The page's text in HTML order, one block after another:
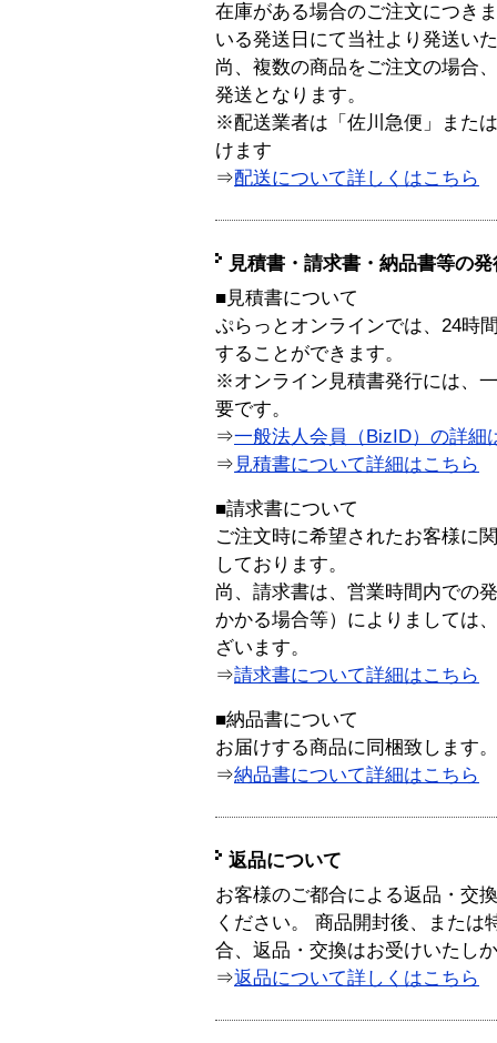
在庫がある場合のご注文につき
いる発送日にて当社より発送い
尚、複数の商品をご注文の場合
発送となります。
※配送業者は「佐川急便」また
けます
⇒配送について詳しくはこちら
見積書・請求書・納品書等の
■見積書について
ぷらっとオンラインでは、24時
することができます。
※オンライン見積書発行には、
要です。
⇒一般法人会員（BizID）の詳細
⇒ 見積書について詳細はこちら
■請求書について
ご注文時に希望されたお客様に
しております。
尚、請求書は、営業時間内での
かかる場合等）によりましては
ざいます。
⇒請求書について詳細はこちら
■納品書について
お届けする商品に同梱致します。
⇒納品書について詳細はこちら
返品について
お客様のご都合による返品・交
ください。 商品開封後、または
合、返品・交換はお受けいたし
⇒返品について詳しくはこちら